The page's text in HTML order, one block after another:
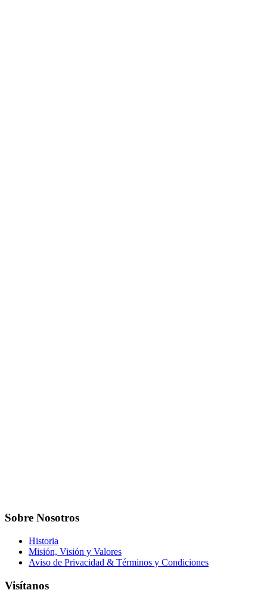
Sobre Nosotros
Historia
Misión, Visión y Valores
Aviso de Privacidad & Términos y Condiciones
Visítanos